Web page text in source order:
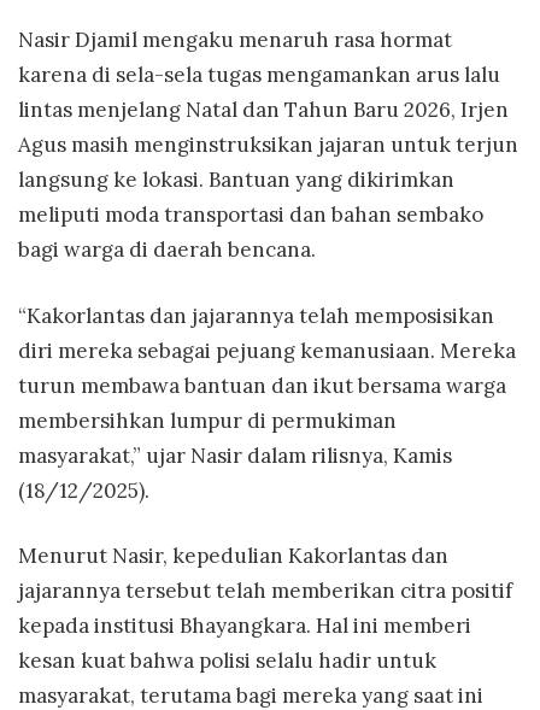
Nasir Djamil mengaku menaruh rasa hormat
karena di sela-sela tugas mengamankan arus lalu
lintas menjelang Natal dan Tahun Baru 2026, Irjen
Agus masih menginstruksikan jajaran untuk terjun
langsung ke lokasi. Bantuan yang dikirimkan
meliputi moda transportasi dan bahan sembako
bagi warga di daerah bencana.
“Kakorlantas dan jajarannya telah memposisikan
diri mereka sebagai pejuang kemanusiaan. Mereka
turun membawa bantuan dan ikut bersama warga
membersihkan lumpur di permukiman
masyarakat,” ujar Nasir dalam rilisnya, Kamis
(18/12/2025).
Menurut Nasir, kepedulian Kakorlantas dan
jajarannya tersebut telah memberikan citra positif
kepada institusi Bhayangkara. Hal ini memberi
kesan kuat bahwa polisi selalu hadir untuk
masyarakat, terutama bagi mereka yang saat ini